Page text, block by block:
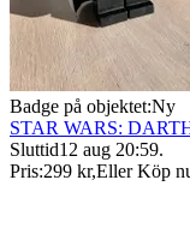
Badge på objektet:Ny
STAR WARS:
Sluttid12 aug 20:59.
Pris:299 kr,Eller Köp